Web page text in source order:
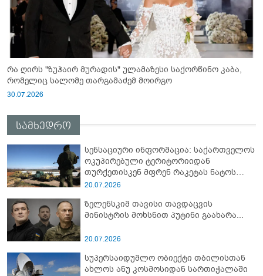
რა ღირს "ზუჰაირ მურადის" ულამაზესი საქორწინო კაბა,
რომელიც სალომე თარგამაძემ მოირგო
30.07.2026
სამხედრო
სენსაციური ინფორმაცია: საქართველოს
ოკუპირებული ტერიტორიიდან
თურქეთისკენ მფრენ რაკეტას ნატოს
სამიტი კინაღამ ჩაუშლია
20.07.2026
ზელენსკიმ თავისი თავდაცვის
მინისტრის მოხსნით პუტინი გაახარა...
20.07.2026
სუპერსაიდუმლო ობიექტი თბილისთან
ახლოს ანუ კოსმოსიდან სართიჭალაში